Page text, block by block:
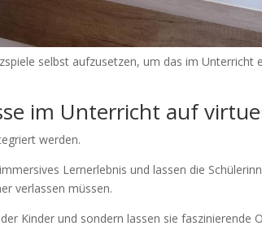
selbst aufzusetzen, um das im
im Unterricht auf
werden.
Lernerlebnis und lassen die
verlassen müssen.
Kinder und sondern lassen sie faszinierende